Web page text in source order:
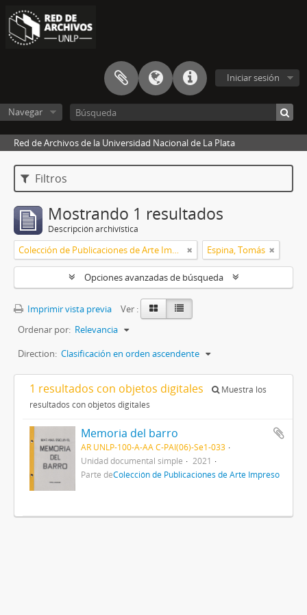
Iniciar sesión
Navegar
Red de Archivos de la Universidad Nacional de La Plata
Filtros
Mostrando 1 resultados
Descripción archivística
Colección de Publicaciones de Arte Impreso Espina, Tomás
Opciones avanzadas de búsqueda
Imprimir vista previa
Ver :
Ordenar por: Relevancia
Direction: Clasificación en orden ascendente
1 resultados con objetos digitales
Muestra los
resultados con objetos digitales
Memoria del barro
AR UNLP-100-A-AA C-PAI(06)-Se1-033
Unidad documental simple
2021
Parte deColección de Publicaciones de Arte Impreso